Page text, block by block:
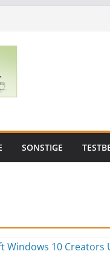
SONSTIGE